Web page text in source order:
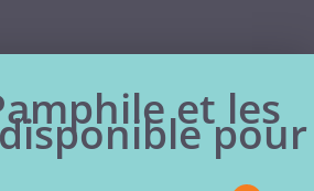
et les
pour